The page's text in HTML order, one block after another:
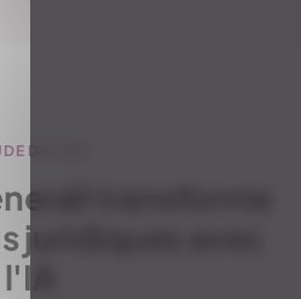
DE CAS
transforme
juridiques avec
l'IA